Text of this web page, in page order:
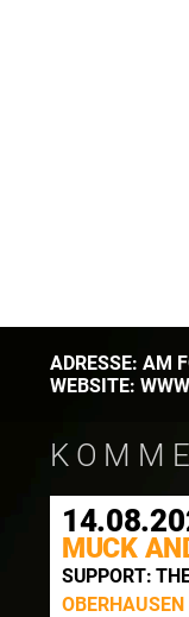
ADRESSE: AM
WEBSITE:
MUCK
SUPPORT:
OBERHAUSEN